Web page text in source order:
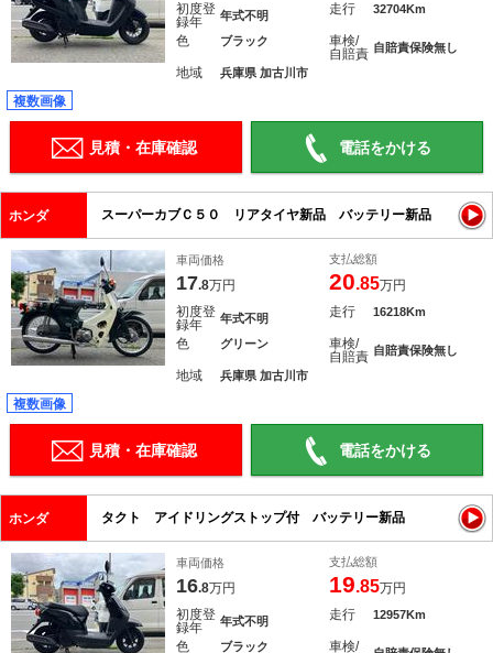
初度登
録年
年式不明 走行 32704Km
色 ブラック
車検/
自賠責 自賠責保険無し
地域 兵庫県 加古川市
複数画像
見積・在庫確認 電話をかける
ホンダ スーパーカブＣ５０ リアタイヤ新品 バッテリー新品
車両価格
17.8万円
支払総額
20.85万円
初度登
録年
年式不明 走行 16218Km
色 グリーン
車検/
自賠責 自賠責保険無し
地域 兵庫県 加古川市
複数画像
見積・在庫確認 電話をかける
ホンダ タクト アイドリングストップ付 バッテリー新品
車両価格
16.8万円
支払総額
19.85万円
初度登
録年
年式不明 走行 12957Km
色 ブラック
車検/